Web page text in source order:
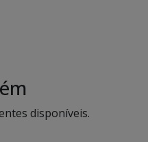
disponíveis.